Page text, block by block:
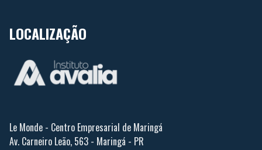
LOCALIZAÇÃO
Le Monde - Centro Empresarial de Maringá
Av. Carneiro Leão, 563 - Maringá - PR